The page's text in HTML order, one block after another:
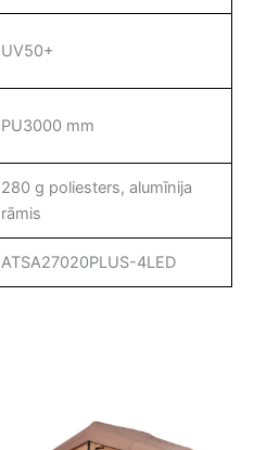
UV50+
PU3000 mm
280 g poliesters, alumīnija
rāmis
ATSA27020PLUS-4LED